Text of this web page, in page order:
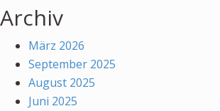
Archiv
März 2026
September 2025
August 2025
Juni 2025